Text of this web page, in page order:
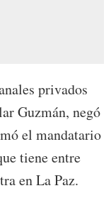
privados
Guzmán, negó
el mandatario
tiene entre
en La Paz.